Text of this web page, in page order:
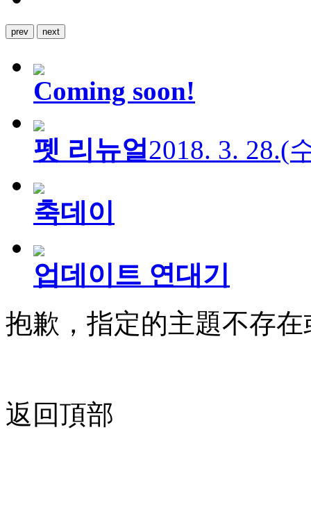
prev next
Coming soon!
펫 리뉴얼2018. 3. 28.(
축데이
업데이트 연대기
抱歉，指定的主題不存
返回頂部